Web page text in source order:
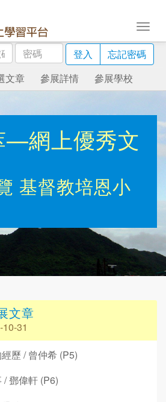
密
碼
登入
忘記密碼
文章 參展詳情 參展學校
—網上優秀文
基督教培恩小
文章
31
歷 / 曾仲希 (P5)
鄧偉軒 (P6)